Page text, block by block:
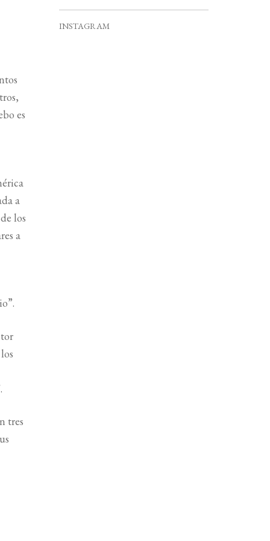
es
a
los
a
tres
e
INSTAGRAM